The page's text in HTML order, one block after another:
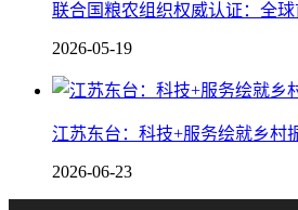
联合国粮农组织权威认证：全球
2026-05-19
江苏东台：科技+服务绘就乡村
2026-06-23